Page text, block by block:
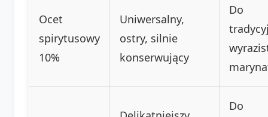
Ocet
spirytusowy
10%
Uniwersalny,
ostry, silnie
konserwujący
Do
Do